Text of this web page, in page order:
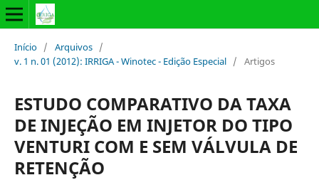
Início / Arquivos /
v. 1 n. 01 (2012): IRRIGA - Winotec - Edição Especial / Artigos
ESTUDO COMPARATIVO DA TAXA
DE INJEÇÃO EM INJETOR DO TIPO
VENTURI COM E SEM VÁLVULA DE
RETENÇÃO